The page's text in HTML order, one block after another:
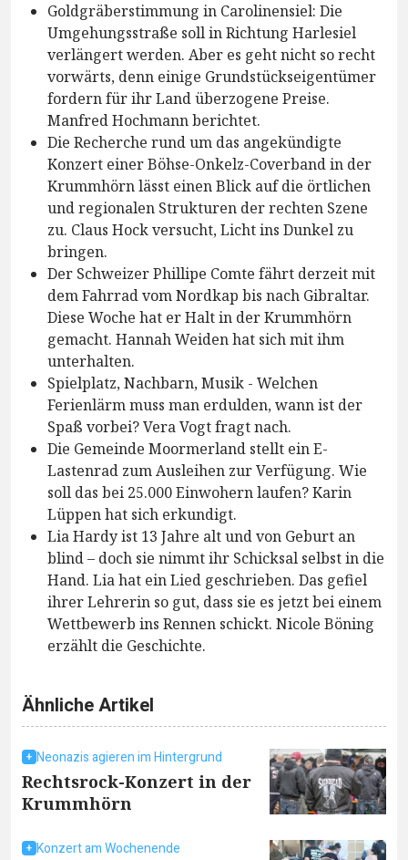
Goldgräberstimmung in Carolinensiel: Die
Umgehungsstraße soll in Richtung Harlesiel
verlängert werden. Aber es geht nicht so recht
vorwärts, denn einige Grundstückseigentümer
fordern für ihr Land überzogene Preise.
Manfred Hochmann berichtet.
Die Recherche rund um das angekündigte
Konzert einer Böhse-Onkelz-Coverband in der
Krummhörn lässt einen Blick auf die örtlichen
und regionalen Strukturen der rechten Szene
zu. Claus Hock versucht, Licht ins Dunkel zu
bringen.
Der Schweizer Phillipe Comte fährt derzeit mit
dem Fahrrad vom Nordkap bis nach Gibraltar.
Diese Woche hat er Halt in der Krummhörn
gemacht. Hannah Weiden hat sich mit ihm
unterhalten.
Spielplatz, Nachbarn, Musik - Welchen
Ferienlärm muss man erdulden, wann ist der
Spaß vorbei? Vera Vogt fragt nach.
Die Gemeinde Moormerland stellt ein E-
Lastenrad zum Ausleihen zur Verfügung. Wie
soll das bei 25.000 Einwohern laufen? Karin
Lüppen hat sich erkundigt.
Lia Hardy ist 13 Jahre alt und von Geburt an
blind – doch sie nimmt ihr Schicksal selbst in die
Hand. Lia hat ein Lied geschrieben. Das gefiel
ihrer Lehrerin so gut, dass sie es jetzt bei einem
Wettbewerb ins Rennen schickt. Nicole Böning
erzählt die Geschichte.
Ähnliche Artikel
Neonazis agieren im Hintergrund
Rechtsrock-Konzert in der
Krummhörn
Konzert am Wochenende